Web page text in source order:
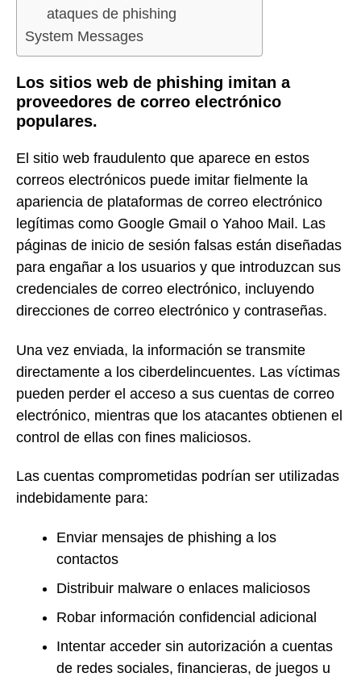
ataques de phishing
System Messages
Los sitios web de phishing imitan a
proveedores de correo electrónico
populares.
El sitio web fraudulento que aparece en estos
correos electrónicos puede imitar fielmente la
apariencia de plataformas de correo electrónico
legítimas como Google Gmail o Yahoo Mail. Las
páginas de inicio de sesión falsas están diseñadas
para engañar a los usuarios y que introduzcan sus
credenciales de correo electrónico, incluyendo
direcciones de correo electrónico y contraseñas.
Una vez enviada, la información se transmite
directamente a los ciberdelincuentes. Las víctimas
pueden perder el acceso a sus cuentas de correo
electrónico, mientras que los atacantes obtienen el
control de ellas con fines maliciosos.
Las cuentas comprometidas podrían ser utilizadas
indebidamente para:
Enviar mensajes de phishing a los
contactos
Distribuir malware o enlaces maliciosos
Robar información confidencial adicional
Intentar acceder sin autorización a cuentas
de redes sociales, financieras, de juegos u